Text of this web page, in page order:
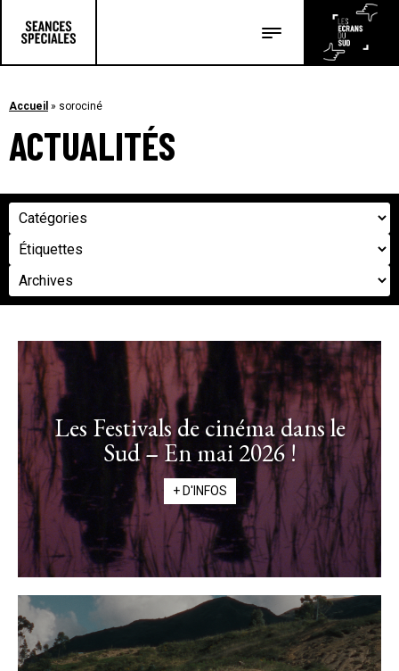
Les articles
Accueil » sorociné
ACTUALITÉS
Les Festivals de cinéma dans le
Sud – En mai 2026 !
+ D'INFOS